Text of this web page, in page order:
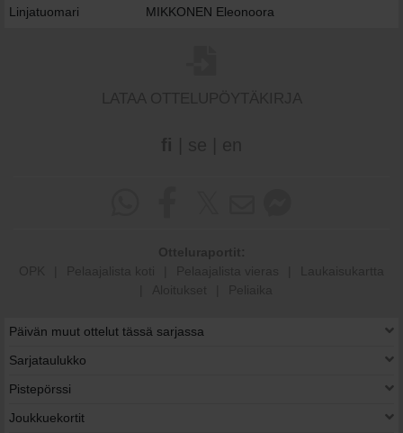
Linjatuomari
MIKKONEN Eleonoora
Päivän muut ottelut tässä sarjassa
Sarjataulukko
Pistepörssi
Joukkuekortit